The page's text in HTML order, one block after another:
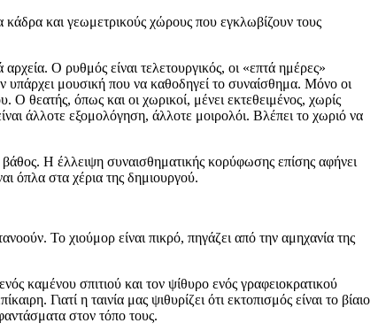
και γεωμετρικούς χώρους που εγκλωβίζουν τους
Ο ρυθμός είναι τελετουργικός, οι «επτά ημέρες»
υπάρχει μουσική που να καθοδηγεί το συναίσθημα. Μόνο οι
Ο θεατής, όπως και οι χωρικοί, μένει εκτεθειμένος, χωρίς
άλλοτε εξομολόγηση, άλλοτε μοιρολόι. Βλέπει το χωριό να
Η έλλειψη συναισθηματικής κορύφωσης επίσης αφήνει
όπλα στα χέρια της δημιουργού.
Το χιούμορ είναι πικρό, πηγάζει από την αμηχανία της
καμένου σπιτιού και τον ψίθυρο ενός γραφειοκρατικού
Γιατί η ταινία μας ψιθυρίζει ότι εκτοπισμός είναι το βίαιο
στον τόπο τους.